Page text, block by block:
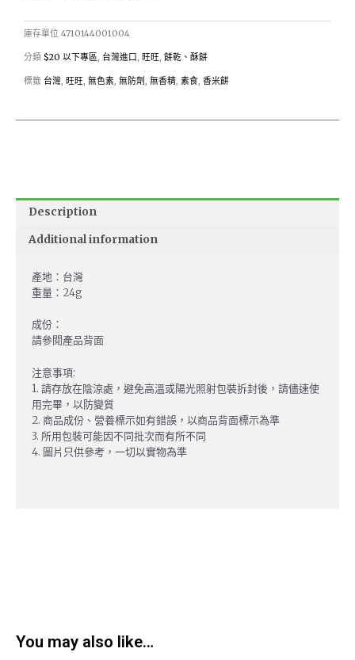
You may also like…
庫存單位 4710144001004
分類 $20 以下專區, 台灣進口, 旺旺, 餅乾、酥餅
標籤 台灣, 旺旺, 無色素, 無防劑, 無香精, 素食, 香米餅
Description
Additional information
產地：台灣
重量：24g
成份：
請參閱產品背面
注意事項:
1. 請存放在陰涼處，避免高溫或陽光照射包裝拆封後，請儘速使
用完畢，以防變質
2. 商品成份、營養標示如有錯誤，以商品背面標示為準
3. 所用包裝可能因不同批次而有所不同
4. 圖片只供參考，一切以實物為準